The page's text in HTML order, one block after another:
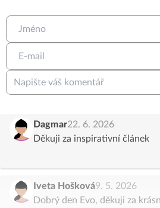
Dagmar22. 6. 2026
Děkuji za inspirativní článek
Iveta Hošková9. 5. 2026
Dobrý den Evo, děkuji za